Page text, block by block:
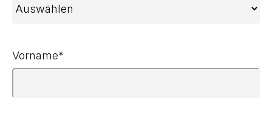
Vorname*